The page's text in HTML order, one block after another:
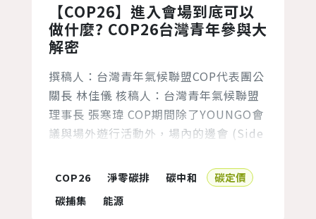
【COP26】進入會場到底可以
做什麼? COP26台灣青年參與大
解密
撰稿人：台灣青年氣候聯盟COP代表團公
關長 林佳儀 核稿人：台灣青年氣候聯盟
理事長 張寒瑋 COP期間除了YOUNGO會
議與場外遊行活動外，場內的邊會 (Side
機會之一。COP26會議期間，TWYCC夥
伴與多個環境組織與青年團體合作舉辦數
場邊會，從青年公眾溝通與參與線上直
COP26 淨零碳排 碳中和
碳定價
碳捕集
能源